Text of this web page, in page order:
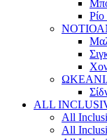
ALL
All
All